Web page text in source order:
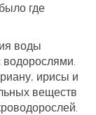
где
воды
водорослями.
ирисы и
веществ